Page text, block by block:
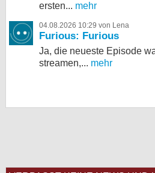
ersten... mehr
04.08.2026 10:29 von Lena
Furious: Furious
Ja, die neueste Episode
streamen,... mehr